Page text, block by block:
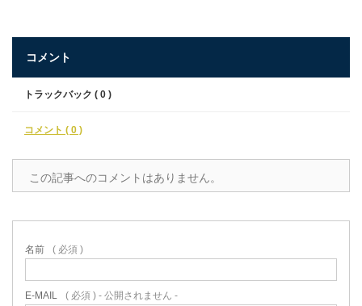
コメント
トラックバック ( 0 )
コメント ( 0 )
この記事へのコメントはありません。
名前 ( 必須 )
E-MAIL ( 必須 ) - 公開されません -